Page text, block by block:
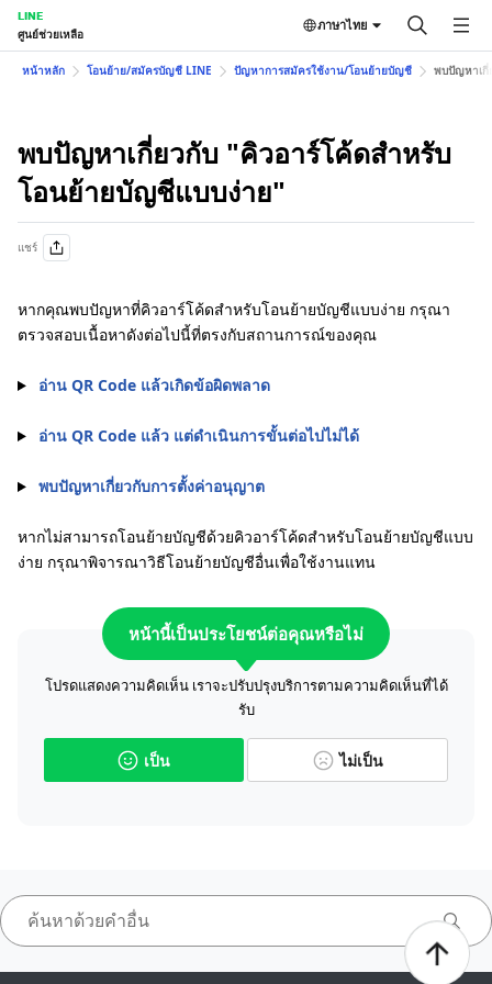
LINE
ศูนย์ช่วยเหลือ
ภาษาไทย
หน้าหลัก โอนย้าย/สมัครบัญชี LINE ปัญหาการสมัครใช้งาน/โอนย้ายบัญชี พบปัญหาเกี่
พบปัญหาเกี่ยวกับ "คิวอาร์โค้ดสำหรับ
โอนย้ายบัญชีแบบง่าย"
แชร์
หากคุณพบปัญหาที่คิวอาร์โค้ดสำหรับโอนย้ายบัญชีแบบง่าย กรุณา
ตรวจสอบเนื้อหาดังต่อไปนี้ที่ตรงกับสถานการณ์ของคุณ
อ่าน QR Code แล้วเกิดข้อผิดพลาด
อ่าน QR Code แล้ว แต่ดำเนินการขั้นต่อไปไม่ได้
พบปัญหาเกี่ยวกับการตั้งค่าอนุญาต
หากไม่สามารถโอนย้ายบัญชีด้วยคิวอาร์โค้ดสำหรับโอนย้ายบัญชีแบบ
ง่าย กรุณาพิจารณาวิธีโอนย้ายบัญชีอื่นเพื่อใช้งานแทน
หน้านี้เป็นประโยชน์ต่อคุณหรือไม่
โปรดแสดงความคิดเห็น เราจะปรับปรุงบริการตามความคิดเห็นที่ได้
รับ
เป็น ไม่เป็น